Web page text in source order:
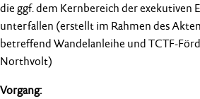
die ggf. dem Kernbereich der exekutiven
unterfallen (erstellt im Rahmen des
betreffend Wandelanleihe und TCTF-
Northvolt)